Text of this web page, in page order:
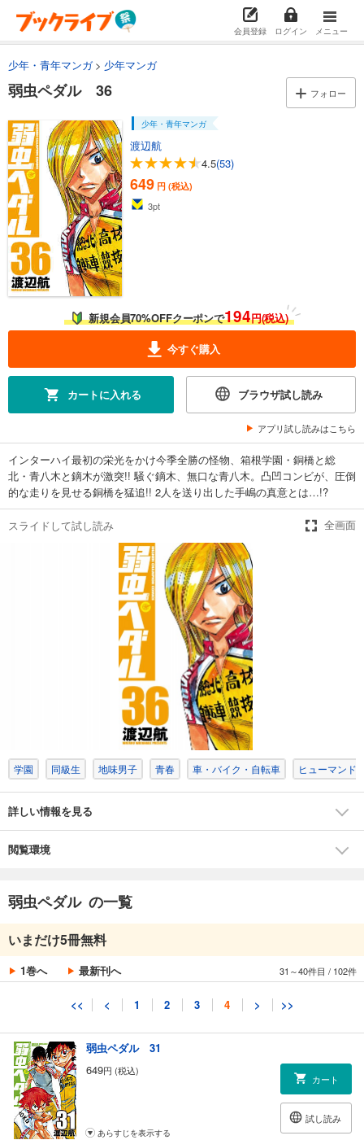
会員登録 ログイン メニュー
少年・青年マンガ 少年マンガ
弱虫ペダル 36 フォロー
少年・青年マンガ
渡辺航
4.5(53)
649 円 (税込)
3pt
新規会員70%OFFクーポンで194円(税込)
今すぐ購入
カートに入れる ブラウザ試し読み
アプリ試し読みはこちら
インターハイ最初の栄光をかけ今季全勝の怪物、箱根学園・銅橋と総
北・青八木と鏑木が激突!! 騒ぐ鏑木、無口な青八木。凸凹コンビが、圧倒
的な走りを見せる銅橋を猛追!! 2人を送り出した手嶋の真意とは…!?
スライドして試し読み 全画面
学園 同級生 地味男子 青春 車・バイク・自転車 ヒューマンド
詳しい情報を見る
閲覧環境
弱虫ペダル の一覧
いまだけ5冊無料
1巻へ 最新刊へ 31～40件目 / 102件
<< < 1 2 3 4 > >>
649円 (税込)
カート
あらすじを表示する
弱虫ペダル 23
649円 (税込)
あらすじを表示する
弱虫ペダル 24
649円 (税込)
あらすじを表示する
弱虫ペダル 25
649円 (税込)
カート
弱虫ペダル 26
649円 (税込)
カート
試し読み
あらすじを表示する
弱虫ペダル 27
円 (税込)
あらすじを表示する
弱虫ペダル 28
円 (税込)
試し読み
弱虫ペダル 29
カート
あらすじを表示する
弱虫ペダル 30
649円 (税込)
弱虫ペダル 31
649円 (税込)
カート
試し読み
あらすじを表示する